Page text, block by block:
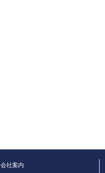
会社案内